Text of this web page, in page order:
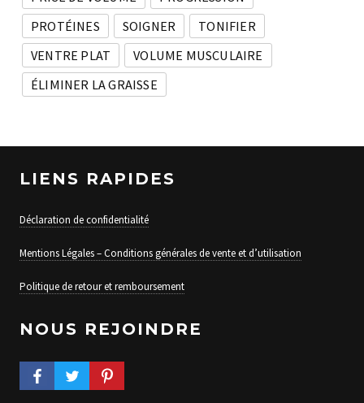
PROTÉINES
SOIGNER
TONIFIER
VENTRE PLAT
VOLUME MUSCULAIRE
ÉLIMINER LA GRAISSE
LIENS RAPIDES
Déclaration de confidentialité
Mentions Légales – Conditions générales de vente et d’utilisation
Politique de retour et remboursement
NOUS REJOINDRE
FACEBOOK PROFILE
TWITTER PROFILEPINTEREST PROFILE